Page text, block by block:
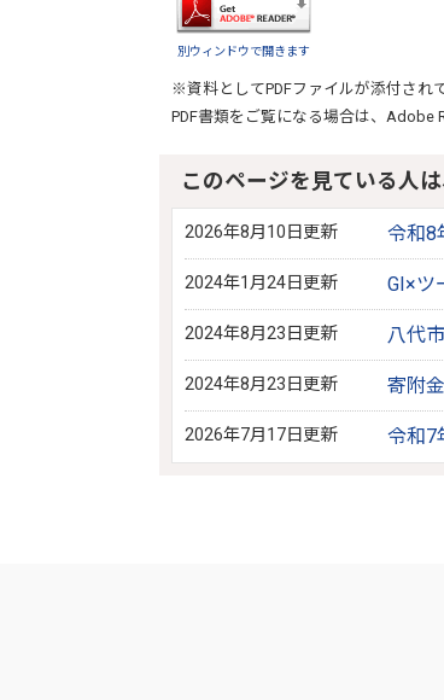
別ウィンドウで開きます
※資料としてPDFファイルが添付され
PDF書類をご覧になる場合は、 Adobe
このページを見ている人
2026年8月10日更新 令和
2024年1月24日更新 GI×ツ
2024年8月23日更新 八代
2024年8月23日更新 寄附
2026年7月17日更新 令和